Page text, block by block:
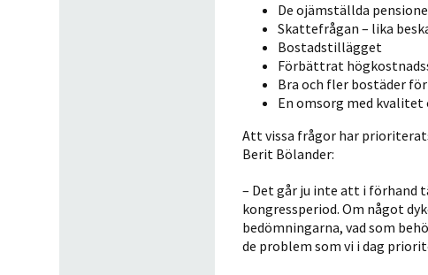
De ojämställda
Skattefrågan – lika
Bostadstillägget
Förbättrat
Bra och fler bostäder
En omsorg med
Att vissa frågor har
Berit Bölander:
– Det går ju inte att i förhand
kongressperiod. Om något
bedömningarna, vad som
de problem som vi i dag